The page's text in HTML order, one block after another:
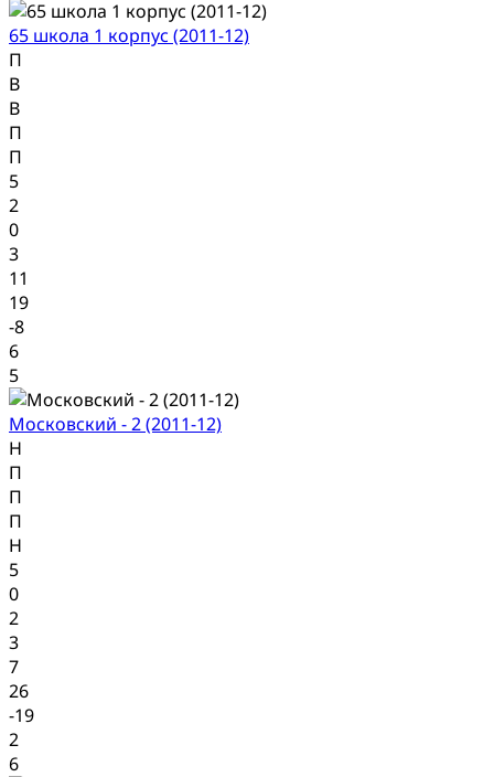
65 школа 1 корпус (2011-12)
П
В
В
П
П
5
2
0
3
11
19
-8
6
5
Московский - 2 (2011-12)
Н
П
П
П
Н
5
0
2
3
7
26
-19
2
6